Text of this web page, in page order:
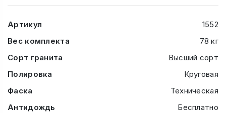
Артикул
1552
Вес комплекта
78 кг
Сорт гранита
Высший сорт
Полировка
Круговая
Фаска
Техническая
Антидождь
Бесплатно